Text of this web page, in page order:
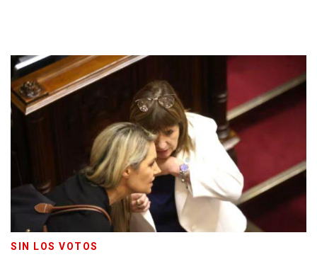
SIN LOS VOTOS